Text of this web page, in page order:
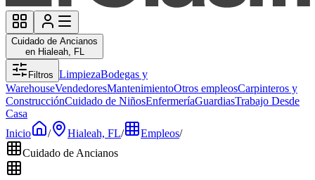
Cuidado de Ancianos
en Hialeah, FL
Filtros LimpiezaBodegas y
WarehouseVendedoresMantenimientoOtros empleosCarpinteros y
ConstrucciónCuidado de NiñosEnfermeríaGuardiasTrabajo Desde
Casa
Inicio
/ Hialeah, FL/ Empleos/
Cuidado de Ancianos